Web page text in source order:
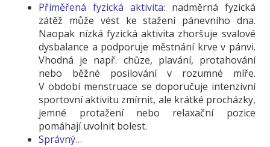
Přiměřená fyzická aktivita: nadměrná fyzická
zátěž může vést ke stažení pánevního dna.
Naopak nízká fyzická aktivita zhoršuje svalové
dysbalance a podporuje městnání krve v pánvi.
Vhodná je např. chůze, plavání, protahování
nebo běžné posilování v rozumné míře.
V období menstruace se doporučuje intenzivní
sportovní aktivitu zmírnit, ale krátké procházky,
jemné protažení nebo relaxační pozice
pomáhají uvolnit bolest.
Správný…